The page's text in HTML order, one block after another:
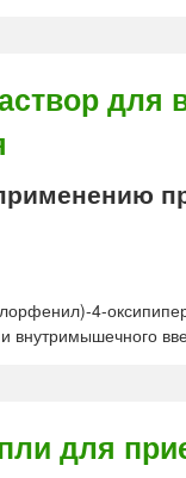
для
4-
внутримышечного
для